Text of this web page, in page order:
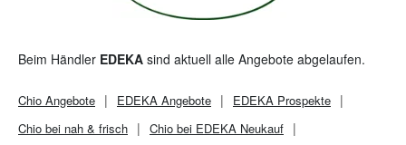
Beim Händler EDEKA sind aktuell alle Angebote abgelaufen.
Chio Angebote EDEKA Angebote EDEKA Prospekte
Chio bei nah & frisch
Chio bei EDEKA Neukauf